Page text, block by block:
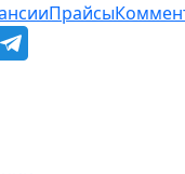
Прайсы